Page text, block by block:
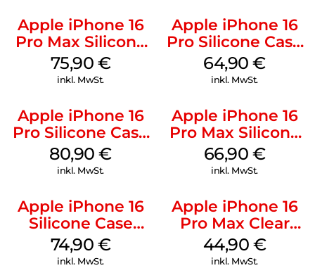
Apple iPhone 16
Pro Max Silicone
Case MagSafe
Stone Gray
75,90 €
inkl. MwSt.
Apple iPhone 16
Pro Silicone Case
MagSafe Denim
64,90€
inkl. MwSt.
Apple iPhone 16
Pro Silicone Case
MagSafe Stone
Gray
80,90€
inkl. MwSt.
Apple iPhone 16
Pro Max Silicone
Case MagSafe
Black
66,90 €
inkl. MwSt.
Apple iPhone 16
Silicone Case
MagSafe Black
74,90 €
inkl. MwSt.
Apple iPhone 16
Pro Max Clear
Case MagSafe
Transparent
44,90 €
inkl. MwSt.